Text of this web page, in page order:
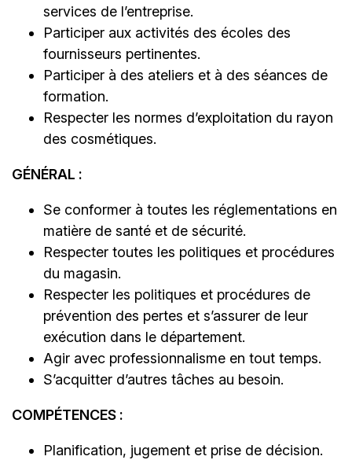
services de l’entreprise.
Participer aux activités des écoles des
fournisseurs pertinentes.
Participer à des ateliers et à des séances de
formation.
Respecter les normes d’exploitation du rayon
des cosmétiques.
GÉNÉRAL :
Se conformer à toutes les réglementations en
matière de santé et de sécurité.
Respecter toutes les politiques et procédures
du magasin.
Respecter les politiques et procédures de
prévention des pertes et s’assurer de leur
exécution dans le département.
Agir avec professionnalisme en tout temps.
S’acquitter d’autres tâches au besoin.
COMPÉTENCES :
Planification, jugement et prise de décision.